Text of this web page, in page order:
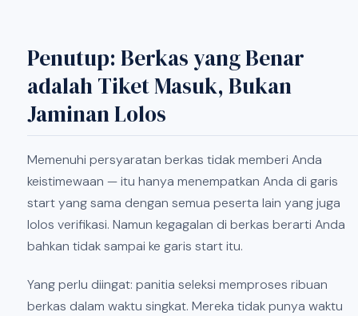
Penutup: Berkas yang Benar
adalah Tiket Masuk, Bukan
Jaminan Lolos
Memenuhi persyaratan berkas tidak memberi Anda
keistimewaan — itu hanya menempatkan Anda di garis
start yang sama dengan semua peserta lain yang juga
lolos verifikasi. Namun kegagalan di berkas berarti Anda
bahkan tidak sampai ke garis start itu.
Yang perlu diingat: panitia seleksi memproses ribuan
berkas dalam waktu singkat. Mereka tidak punya waktu